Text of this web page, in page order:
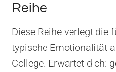
Reihe
Diese Reihe verlegt die
typische Emotionalität
College. Erwartet dich: